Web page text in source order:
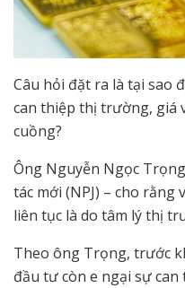
Câu hỏi đặt ra là tại sao
can thiệp thị trường, giá
cuồng?
Ông Nguyễn Ngọc
tác mới (NPJ) – cho rằng
liên tục là do tâm lý thị
Theo ông Trọng, trước
đầu tư còn e ngại sự